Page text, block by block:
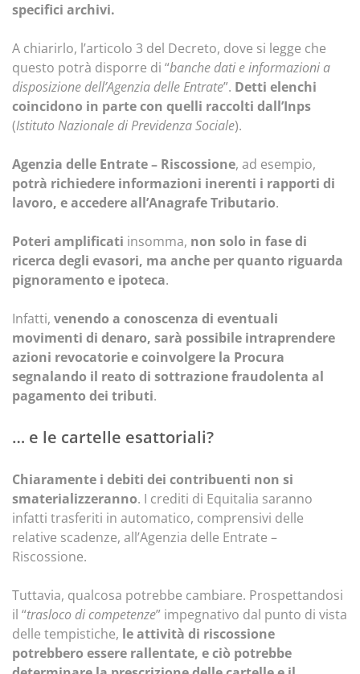
specifici archivi.
A chiarirlo, l’articolo 3 del Decreto, dove si legge che
questo potrà disporre di “banche dati e informazioni a
disposizione dell’Agenzia delle Entrate”. Detti elenchi
coincidono in parte con quelli raccolti dall’Inps
(Istituto Nazionale di Previdenza Sociale).
Agenzia delle Entrate – Riscossione, ad esempio,
potrà richiedere informazioni inerenti i rapporti di
lavoro, e accedere all’Anagrafe Tributario.
Poteri amplificati insomma, non solo in fase di
ricerca degli evasori, ma anche per quanto riguarda
pignoramento e ipoteca.
Infatti, venendo a conoscenza di eventuali
movimenti di denaro, sarà possibile intraprendere
azioni revocatorie e coinvolgere la Procura
segnalando il reato di sottrazione fraudolenta al
pagamento dei tributi.
… e le cartelle esattoriali?
Chiaramente i debiti dei contribuenti non si
smaterializzeranno. I crediti di Equitalia saranno
infatti trasferiti in automatico, comprensivi delle
relative scadenze, all’Agenzia delle Entrate –
Riscossione.
Tuttavia, qualcosa potrebbe cambiare. Prospettandosi
il “trasloco di competenze” impegnativo dal punto di vista
delle tempistiche, le attività di riscossione
potrebbero essere rallentate, e ciò potrebbe